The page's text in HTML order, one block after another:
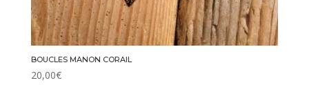
BOUCLES MANON CORAIL
20,00€